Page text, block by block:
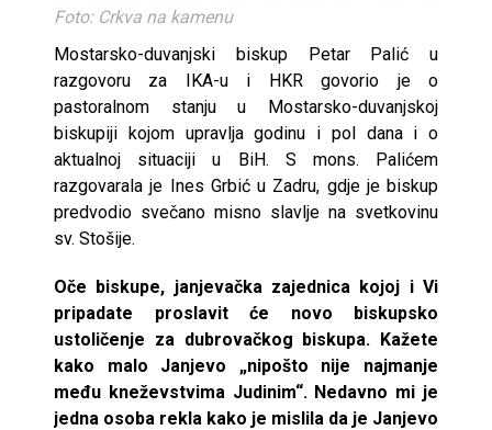
Foto: Crkva na kamenu
Mostarsko-duvanjski biskup Petar Palić u
razgovoru za IKA-u i HKR govorio je o
pastoralnom stanju u Mostarsko-duvanjskoj
biskupiji kojom upravlja godinu i pol dana i o
aktualnoj situaciji u BiH. S mons. Palićem
razgovarala je Ines Grbić u Zadru, gdje je biskup
predvodio svečano misno slavlje na svetkovinu
sv. Stošije.
Oče biskupe, janjevačka zajednica kojoj i Vi
pripadate proslavit će novo biskupsko
ustoličenje za dubrovačkog biskupa. Kažete
kako malo Janjevo „nipošto nije najmanje
među kneževstvima Judinim“. Nedavno mi je
jedna osoba rekla kako je mislila da je Janjevo